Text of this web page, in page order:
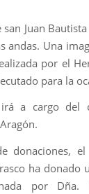
san Juan
andas. Una
por el
para la
a cargo del
donaciones,
ha donado
por Dña.